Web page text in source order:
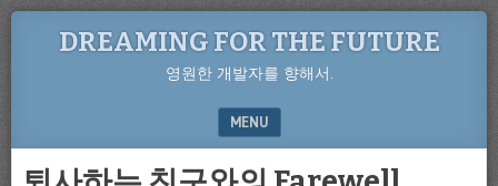
DREAMING FOR THE FUTURE
영원한 개발자를 향해서.
MENU